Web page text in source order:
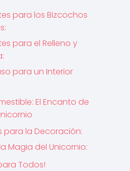
para los Bizcochos
para el Relleno y
para un Interior
El Encanto de
para la Decoración:
Magia del Unicornio:
Todos!